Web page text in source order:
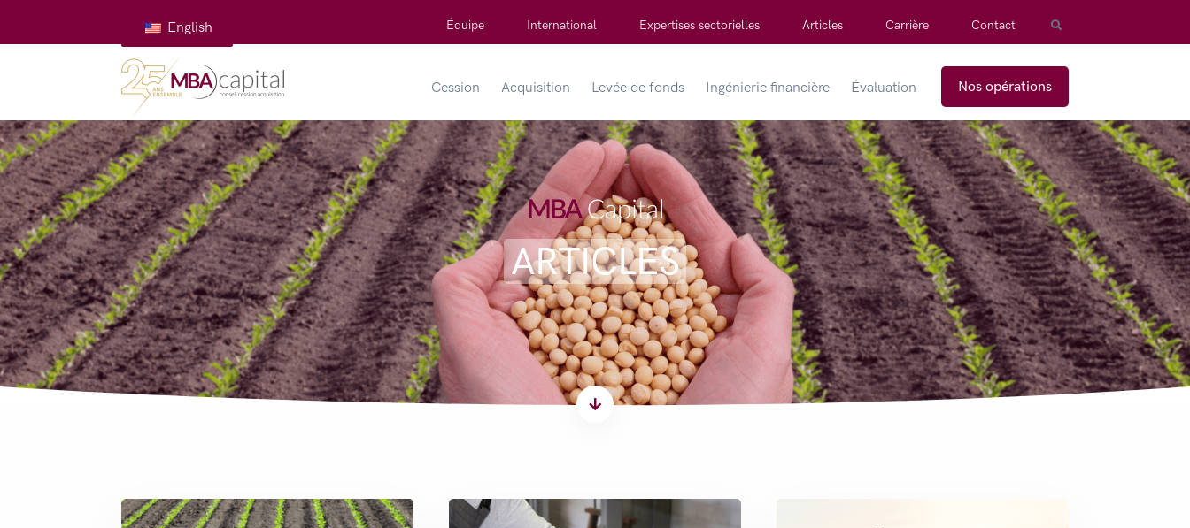
English Équipe International Expertises sectorielles Articles Carrière Contact
Cession Acquisition Levée de fonds Ingénierie financière Évaluation Nos opérations
ARTICLES